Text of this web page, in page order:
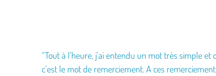
“Tout à l’heure, j’ai entendu un mot très simple
c’est le mot de remerciement. A ces